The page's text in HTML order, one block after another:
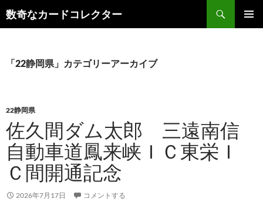
ン
プ
数奇なカードコレクター
検
索
「22静岡県」カテゴリーアーカイブ
22静岡県
佐久間ダム太郎 三遠南信
自動車道鳳来峡ＩＣ東栄Ｉ
Ｃ間開通記念
2026年7月17日 コメントする